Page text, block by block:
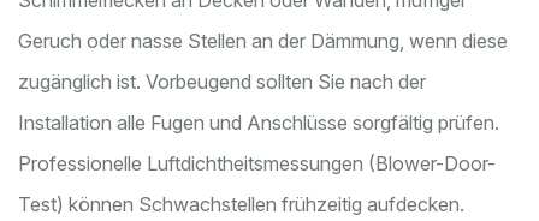
Geruch oder nasse Stellen an der Dämmung, wenn diese
zugänglich ist. Vorbeugend sollten Sie nach der
Installation alle Fugen und Anschlüsse sorgfältig prüfen.
Professionelle Luftdichtheitsmessungen (Blower-Door-
Test) können Schwachstellen frühzeitig aufdecken.